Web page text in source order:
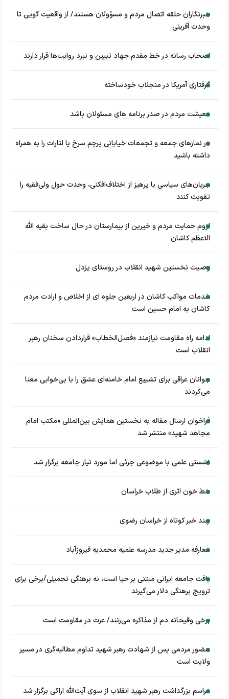
خبرنگاران حلقه اتصال مردم و مسؤولان هستند/ از واقعیت گویی تا
وحدت آفرینی
اصحاب رسانه در خط مقدم جهاد تبیین و نبرد روایت‌ها قرار دارند
گرفتاری آمریکا در منجلاب خودساخته
معیشت مردم در صدر برنامه های مسئولان باشد
در نماز‌های جمعه و تجمعات خیابانی پرچم سرخ یا لثارات را به همراه
داشته باشید
جریان‌های سیاسی با پرهیز از اختلاف‌افکنی، وحدت حول ولی‌فقیه را
تقویت کنند
لزوم حمایت مردم و خیرین از بیمارستان در حال ساخت بقیه الله
الاعظم کاشان
وصیت نخستین شهید انقلاب در روستای یزدل
خدمات مواکب کاشان در اربعین جلوه ای از اخلاص و ارادت مردم
کاشان به امام حسین است
ادامه راه مقاومت نیازمند «فصل‌الخطاب» قراردادن سخنان رهبر
انقلاب است
جوانان عراقی برای تشییع امام خامنه‌ای عشق را با بی‌خوابی معنا
می‌کردند
فراخوان ارسال مقاله به نخستین همایش بین‌المللی «مکتب امام
مجاهد شهید» منتشر شد
نشستی علمی با موضوعی جزئی اما مورد نیاز جامعه برگزار شد
خط خون اثری از طلاب خراسان
چند خبر کوتاه از خراسان رضوی
معارفه مدیر جدید مدرسه علمیه محمدیه فیروزآباد
بافت جامعه ایرانی مبتنی بر حیا است، نه برهنگی تحمیلی/برخی برای
ترویج برهنگی دلار می‌گیرند
برخی وقیحانه دم از مذاکره می‌زنند/ عزت در مقاومت است
حضور مردمی پس از شهادت رهبر شهید تداوم مطالبه‌گری در مسیر
ولایت است
مراسم بزرگداشت رهبر شهید انقلاب از سوی آیت‌الله اراکی برگزار شد